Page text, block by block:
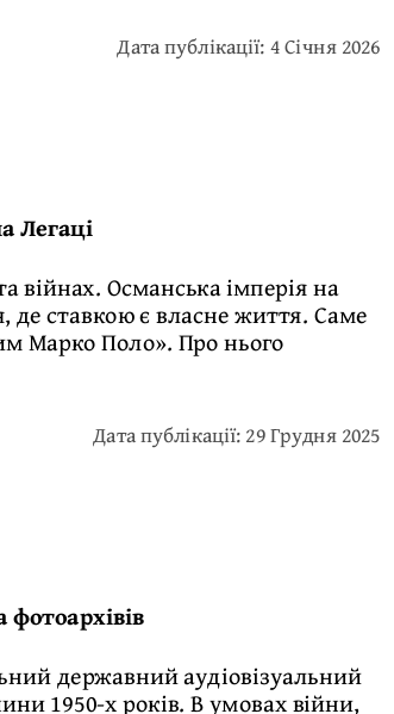
Дата публікації: 4 Січня 2026
Легаці
війнах. Османська імперія на
де ставкою є власне життя. Саме
Марко Поло». Про нього
Дата публікації: 29 Грудня 2025
державний аудіовізуальний
1950-х років. В умовах війни,